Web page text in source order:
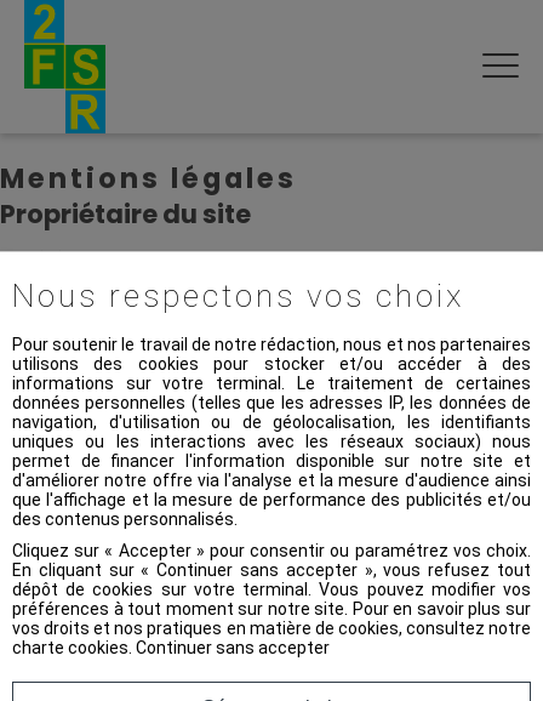
Mentions légales
Propriétaire du site
Société 2 FSR
306 Avenue de Laon
51100 REIMS
Tél : 03 26 09 65 24
Mail :2fsr@2fsr.com
Société au capital de 24 500 €
S.I.R.E.T. 44095168900015
RCS Reims B 440 951 689
Réalisation & Conception
Le site a été réalisé par la société DR CREATION, tous droits
réservés :
S.A.R.L. DR CREATION
Centre d'Affaires Reims Bezannes
7 rue Pierre Salmon 51430 Bezannes
Tél : 03 52 74 10 10 - Fax : 03 52 74 10 11
contact@drcreation.fr
Nous respectons vos choix
Pour soutenir le travail de notre rédaction, nous et nos partenaires
utilisons des cookies pour stocker et/ou accéder à des
informations sur votre terminal. Le traitement de certaines
données personnelles (telles que les adresses IP, les données de
navigation, d'utilisation ou de géolocalisation, les identifiants
uniques ou les interactions avec les réseaux sociaux) nous
permet de financer l'information disponible sur notre site et
d'améliorer notre offre via l'analyse et la mesure d'audience ainsi
que l'affichage et la mesure de performance des publicités et/ou
des contenus personnalisés.
Cliquez sur « Accepter » pour consentir ou paramétrez vos choix.
En cliquant sur « Continuer sans accepter », vous refusez tout
dépôt de cookies sur votre terminal. Vous pouvez modifier vos
préférences à tout moment sur notre site. Pour en savoir plus sur
vos droits et nos pratiques en matière de cookies, consultez notre
charte cookies Continuer sans accepter